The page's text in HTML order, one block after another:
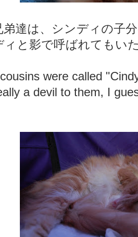
弟達は、シンディの子
ィと影で呼ばれてもい
were called
a devil to them, I